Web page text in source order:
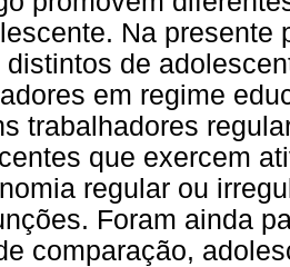
Na presente
distintos de
em regime
trabalhadores
que exercem
regular ou
Foram ainda
comparação,